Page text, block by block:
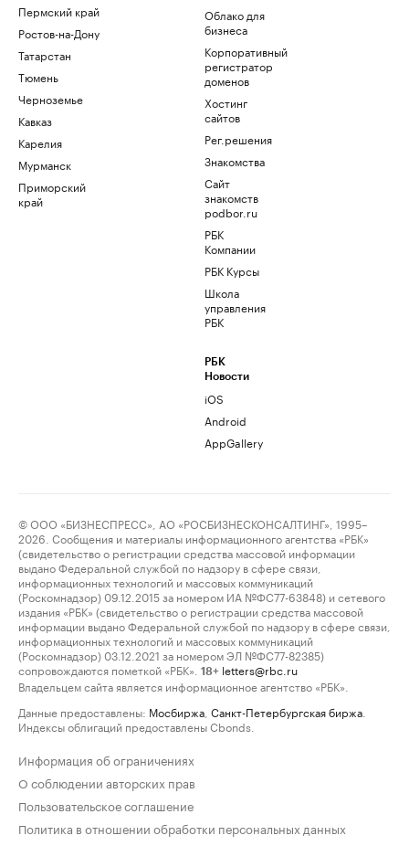
Пермский край
Ростов-на-Дону
Татарстан
Тюмень
Черноземье
Кавказ
Карелия
Мурманск
Приморский
край
Облако для
бизнеса
Корпоративный
регистратор
доменов
Хостинг
сайтов
Рег.решения
Знакомства
Сайт
знакомств
podbor.ru
РБК
Компании
РБК Курсы
Школа
управления
РБК
РБК
Новости
iOS
Android
AppGallery
© ООО «БИЗНЕСПРЕСС», АО «РОСБИЗНЕСКОНСАЛТИНГ», 1995–
2026. Сообщения и материалы информационного агентства «РБК»
(свидетельство о регистрации средства массовой информации
выдано Федеральной службой по надзору в сфере связи,
информационных технологий и массовых коммуникаций
(Роскомнадзор) 09.12.2015 за номером ИА №ФС77-63848) и сетевого
издания «РБК» (свидетельство о регистрации средства массовой
информации выдано Федеральной службой по надзору в сфере связи,
информационных технологий и массовых коммуникаций
(Роскомнадзор) 03.12.2021 за номером ЭЛ №ФС77-82385)
сопровождаются пометкой «РБК».
18+ letters@rbc.ru
Владельцем сайта является информационное агентство «РБК».
Данные предоставлены: Мосбиржа Санкт-Петербургская биржа
Индексы облигаций предоставлены Cbonds.
Информация об ограничениях
О соблюдении авторских прав
Пользовательское соглашение
Политика в отношении обработки персональных данных